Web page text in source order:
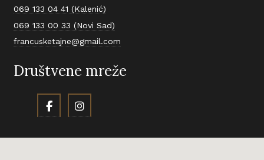
069 133 04 41 (Kalenić)
069 133 00 33 (Novi Sad)
francusketajne@gmail.com
Društvene mreže